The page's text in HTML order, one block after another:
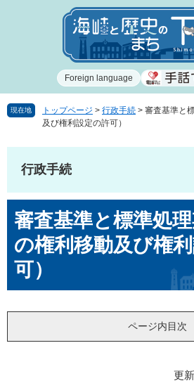
で
ば
Foreign language
現在地 トップページ > 行政手続 > 審査基準と
及び権利設定の許可）
行政手続
文審査基準と標準処
の権利移動及び権
可）
ページ内目次
更